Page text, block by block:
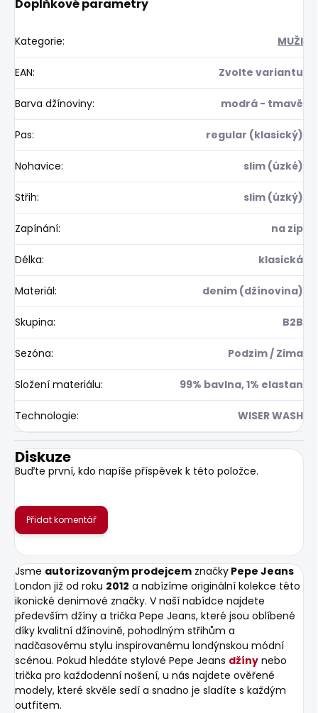
Doplňkové parametry
Kategorie: MUŽI
EAN: Zvolte variantu
Barva džínoviny: modrá - tmavě
Pas: regular (klasický)
Nohavice: slim (úzké)
Střih: slim (úzký)
Zapínání: na zip
Délka: klasická
Materiál: denim (džínovina)
Skupina: B2B
Sezóna: Podzim / Zima
Složení materiálu: 99% bavlna, 1% elastan
Technologie: WISER WASH
Diskuze
Buďte první, kdo napíše příspěvek k této položce.
Přidat komentář
Jsme autorizovaným prodejcem značky Pepe Jeans
London již od roku 2012 a nabízíme originální kolekce této
ikonické denimové značky. V naší nabídce najdete
především džíny a trička Pepe Jeans, které jsou oblíbené
díky kvalitní džínovině, pohodlným střihům a
nadčasovému stylu inspirovanému londýnskou módní
scénou. Pokud hledáte stylové Pepe Jeans džíny nebo
trička pro každodenní nošení, u nás najdete ověřené
modely, které skvěle sedí a snadno je sladíte s každým
outfitem.